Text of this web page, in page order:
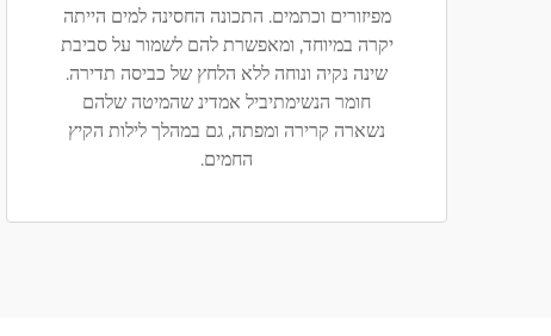
מפיזורים וכתמים. התכונה החסינה למים הייתה
יקרה במיוחד, ומאפשרת להם לשמור על סביבת
שינה נקיה ונוחה ללא הלחץ של כביסה תדירה.
חומר הנשימתיביל אמדינ שהמיטה שלהם
נשארה קרירה ומפתה, גם במהלך לילות הקיץ
החמים.